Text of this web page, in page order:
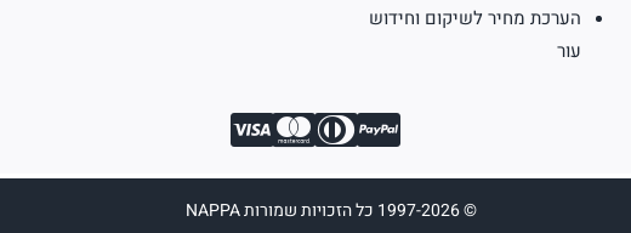
הערכת מחיר לשיקום וחידוש
עור
© 1997-2026 כל הזכויות שמורות NAPPA